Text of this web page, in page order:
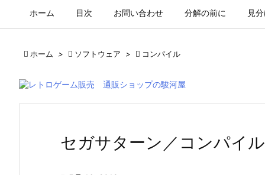
ホーム 目次 お問い合わせ 分解の前に 見
 ホーム >  ソフトウェア >  コンパイル
セガサターン／コンパイル